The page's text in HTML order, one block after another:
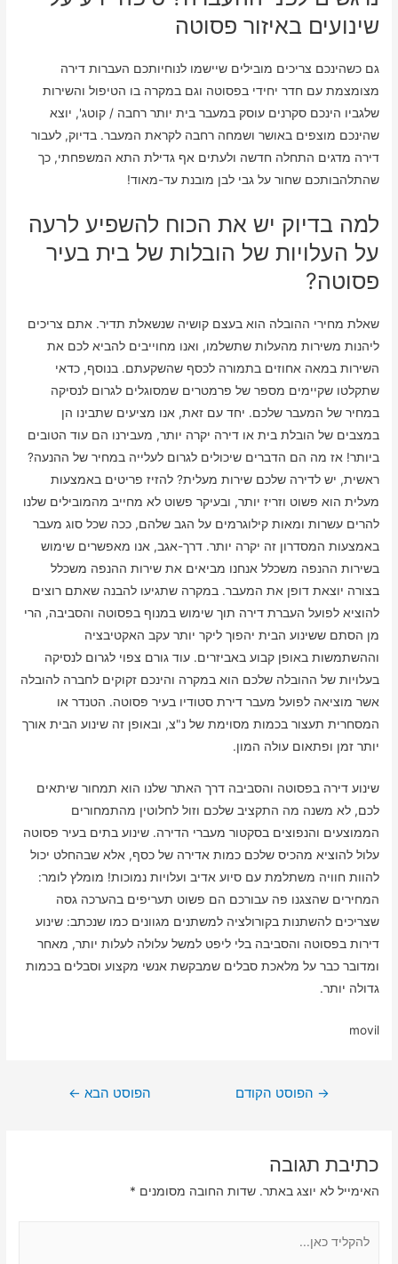
שינועים באיזור פסוטה
גם כשהינכם צריכים מובילים שיישמו לנוחיותכם העברות דירה
מצומצמת עם חדר יחידי בפסוטה וגם במקרה בו הטיפול והשירות
שלגביו הינכם סקרנים עוסק במעבר בית יותר רחבה / קוטג', יוצא
שהינכם מוצפים באושר ושמחה רחבה לקראת המעבר. בדיוק, לעבור
דירה מדגים התחלה חדשה ולעתים אף גדילת התא המשפחתי, כך
שהתלהבותכם שחור על גבי לבן מובנת עד-מאוד!
למה בדיוק יש את הכוח להשפיע לרעה
על העלויות של הובלות של בית בעיר
פסוטה?
שאלת מחירי ההובלה הוא בעצם קושיה שנשאלת תדיר. אתם צריכים
ליהנות משירות מהעלות שתשלמו, ואנו מחוייבים להביא לכם את
השירות במאה אחוזים בתמורה לכסף שהשקעתם. בנוסף, כדאי
שתקלטו שקיימים מספר של פרמטרים שמסוגלים לגרום לנסיקה
במחיר של המעבר שלכם. יחד עם זאת, אנו מציעים שתבינו הן
במצבים של הובלת בית או דירה יקרה יותר, מעבירנו הם עוד הטובים
ביותר! אז מה הם הדברים שיכולים לגרום לעלייה במחיר של ההנעה?
ראשית, יש לדירה שלכם שירות מעלית? להזיז פריטים באמצעות
מעלית הוא פשוט וזריז יותר, ובעיקר פשוט לא מחייב מהמובילים שלנו
להרים עשרות ומאות קילוגרמים על הגב שלהם, ככה שכל סוג מעבר
באמצעות המסדרון זה יקרה יותר. דרך-אגב, אנו מאפשרים שימוש
בשירות ההנפה משכלל אנחנו מביאים את שירות ההנפה משכלל
בצורה יוצאת דופן את המעבר. במקרה שתגיעו להבנה שאתם רוצים
להוציא לפועל העברת דירה תוך שימוש במנוף בפסוטה והסביבה, הרי
מן הסתם ששינוע הבית יהפוך ליקר יותר עקב האקטיבציה
וההשתמשות באופן קבוע באביזרים. עוד גורם צפוי לגרום לנסיקה
בעלויות של ההובלה שלכם הוא במקרה והינכם זקוקים לחברה להובלה
אשר מוציאה לפועל מעבר דירת סטודיו בעיר פסוטה. הטנדר או
המסחרית תעצור בכמות מסוימת של נ"צ, ובאופן זה שינוע הבית אורך
יותר זמן ופתאום עולה המון.
שינוע דירה בפסוטה והסביבה דרך האתר שלנו הוא תמחור שיתאים
לכם, לא משנה מה התקציב שלכם וזול לחלוטין מהתמחורים
הממוצעים והנפוצים בסקטור מעברי הדירה. שינוע בתים בעיר פסוטה
עלול להוציא מהכיס שלכם כמות אדירה של כסף, אלא שבהחלט יכול
להוות חוויה משתלמת עם סיוע אדיב ועלויות נמוכות! מומלץ לומר:
המחירים שהצגנו פה עבורכם הם פשוט תעריפים בהערכה גסה
שצריכים להשתנות בקורולציה למשתנים מגוונים כמו שנכתב: שינוע
דירות בפסוטה והסביבה בלי ליפט למשל עלולה לעלות יותר, מאחר
ומדובר כבר על מלאכת סבלים שמבקשת אנשי מקצוע וסבלים בכמות
גדולה יותר.
movil
ניווט
→ הפוסט הקודם הפוסט הבא ←
כתיבת תגובה
האימייל לא יוצג באתר. שדות החובה מסומנים *